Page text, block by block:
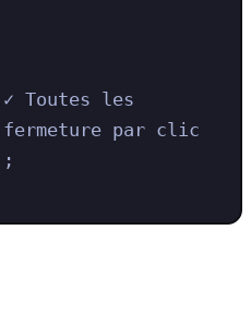
Toutes les
par clic